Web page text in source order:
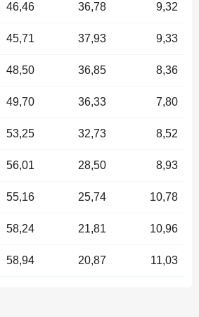
46,46 36,78 9,32
45,71 37,93 9,33
48,50 36,85 8,36
49,70 36,33 7,80
53,25 32,73 8,52
56,01 28,50 8,93
55,16 25,74 10,78
58,24 21,81 10,96
58,94 20,87 11,03